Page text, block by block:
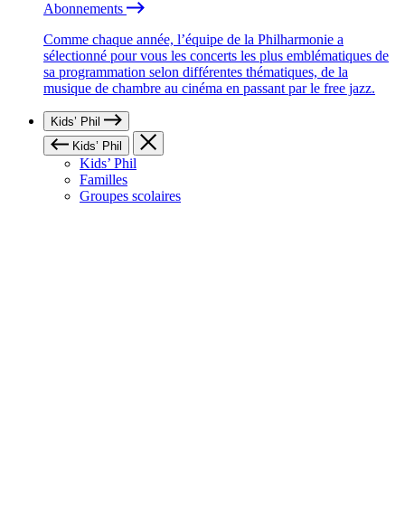
Abonnements
Comme chaque année, l’équipe de la Philharmonie a
sélectionné pour vous les concerts les plus emblématiques de
sa programmation selon différentes thématiques, de la
musique de chambre au cinéma en passant par le free jazz.
Kids’ Phil
Kids’ Phil
Kids’ Phil
Familles
Groupes scolaires